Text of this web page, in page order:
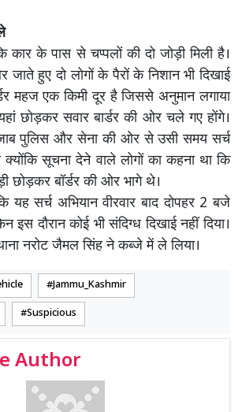
कार के पास से चप्पलों की दो जोड़ी मिली है।
जाते हुए दो लोगों के पैरों के निशान भी दिखाई
महज एक किमी दूर है जिससे अनुमान लगाया
छोड़कर सवार बार्डर की ओर चले गए होंगे।
पुलिस और सेना की ओर से उसी समय सर्च
क्योंकि सूचना देने वाले लोगों का कहना था कि
छोड़कर बॉर्डर की ओर भागे थे।
यह सर्च अभियान वीरवार बाद दोपहर 2 बजे
इस दौरान कोई भी संदिग्ध दिखाई नहीं दिया।
नरोट जैमल सिंह ने कब्जे में ले लिया।
Jammu_Kashmir
Suspicious
Author